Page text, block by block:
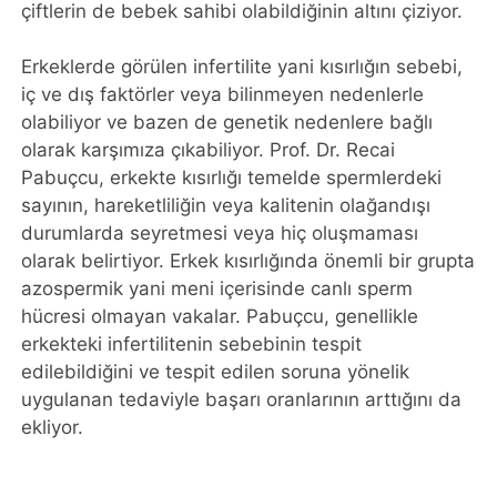
çiftlerin de bebek sahibi olabildiğinin altını çiziyor.
Erkeklerde görülen infertilite yani kısırlığın sebebi,
iç ve dış faktörler veya bilinmeyen nedenlerle
olabiliyor ve bazen de genetik nedenlere bağlı
olarak karşımıza çıkabiliyor. Prof. Dr. Recai
Pabuçcu, erkekte kısırlığı temelde spermlerdeki
sayının, hareketliliğin veya kalitenin olağandışı
durumlarda seyretmesi veya hiç oluşmaması
olarak belirtiyor. Erkek kısırlığında önemli bir grupta
azospermik yani meni içerisinde canlı sperm
hücresi olmayan vakalar. Pabuçcu, genellikle
erkekteki infertilitenin sebebinin tespit
edilebildiğini ve tespit edilen soruna yönelik
uygulanan tedaviyle başarı oranlarının arttığını da
ekliyor.